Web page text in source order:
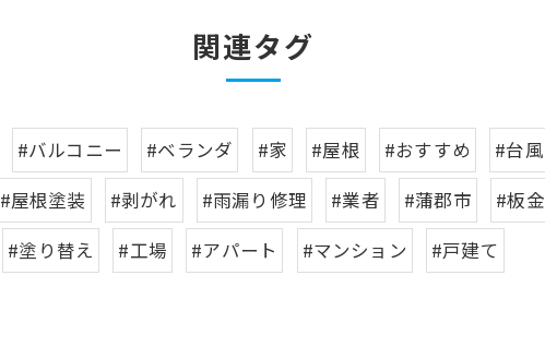
関連タグ
#バルコニー #ベランダ #家 #屋根 #おすすめ #台風
#屋根塗装 #剥がれ #雨漏り修理 #業者 #蒲郡市 #板金
#塗り替え
#工場 #アパート #マンション #戸建て